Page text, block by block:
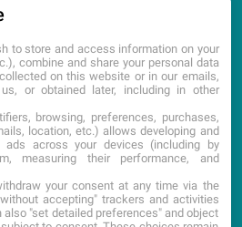
PORTES OUVERTES
PLAN DU SITE MENTIONS LÉGALES
to store and access information on your
combine and share your personal data
on this website or in our emails,
or obtained later, including in other
browsing, preferences, purchases,
location, etc.) allows developing and
across your devices (including by
measuring their performance, and
your consent at any time via the
accepting" trackers and activities
"set detailed preferences" and object